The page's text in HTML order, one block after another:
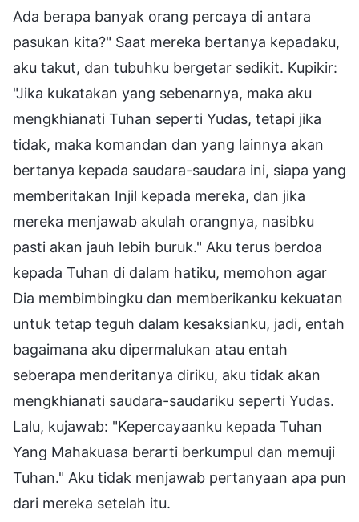
Ada berapa banyak orang percaya di antara
pasukan kita?" Saat mereka bertanya kepadaku,
aku takut, dan tubuhku bergetar sedikit. Kupikir:
"Jika kukatakan yang sebenarnya, maka aku
mengkhianati Tuhan seperti Yudas, tetapi jika
tidak, maka komandan dan yang lainnya akan
bertanya kepada saudara-saudara ini, siapa yang
memberitakan Injil kepada mereka, dan jika
mereka menjawab akulah orangnya, nasibku
pasti akan jauh lebih buruk." Aku terus berdoa
kepada Tuhan di dalam hatiku, memohon agar
Dia membimbingku dan memberikanku kekuatan
untuk tetap teguh dalam kesaksianku, jadi, entah
bagaimana aku dipermalukan atau entah
seberapa menderitanya diriku, aku tidak akan
mengkhianati saudara-saudariku seperti Yudas.
Lalu, kujawab: "Kepercayaanku kepada Tuhan
Yang Mahakuasa berarti berkumpul dan memuji
Tuhan." Aku tidak menjawab pertanyaan apa pun
dari mereka setelah itu.